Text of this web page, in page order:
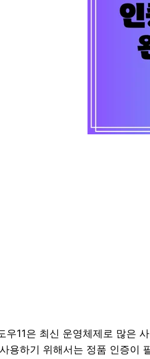
우11은 최신 운영체제로 많은
용하기 위해서는 정품 인증이